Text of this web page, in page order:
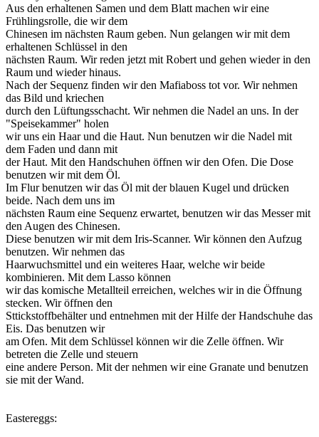
Aus den erhaltenen Samen und dem Blatt machen wir eine
Frühlingsrolle, die wir dem
Chinesen im nächsten Raum geben. Nun gelangen wir mit dem
erhaltenen Schlüssel in den
nächsten Raum. Wir reden jetzt mit Robert und gehen wieder in den
Raum und wieder hinaus.
Nach der Sequenz finden wir den Mafiaboss tot vor. Wir nehmen
das Bild und kriechen
durch den Lüftungsschacht. Wir nehmen die Nadel an uns. In der
"Speisekammer" holen
wir uns ein Haar und die Haut. Nun benutzen wir die Nadel mit
dem Faden und dann mit
der Haut. Mit den Handschuhen öffnen wir den Ofen. Die Dose
benutzen wir mit dem Öl.
Im Flur benutzen wir das Öl mit der blauen Kugel und drücken
beide. Nach dem uns im
nächsten Raum eine Sequenz erwartet, benutzen wir das Messer mit
den Augen des Chinesen.
Diese benutzen wir mit dem Iris-Scanner. Wir können den Aufzug
benutzen. Wir nehmen das
Haarwuchsmittel und ein weiteres Haar, welche wir beide
kombinieren. Mit dem Lasso können
wir das komische Metallteil erreichen, welches wir in die Öffnung
stecken. Wir öffnen den
Sttickstoffbehälter und entnehmen mit der Hilfe der Handschuhe das
Eis. Das benutzen wir
am Ofen. Mit dem Schlüssel können wir die Zelle öffnen. Wir
betreten die Zelle und steuern
eine andere Person. Mit der nehmen wir eine Granate und benutzen
sie mit der Wand.
Eastereggs: